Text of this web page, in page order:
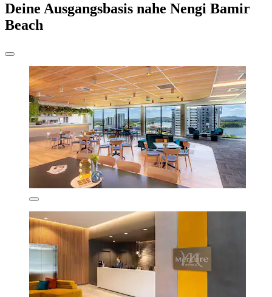
Deine Ausgangsbasis nahe Nengi Bamir
Beach